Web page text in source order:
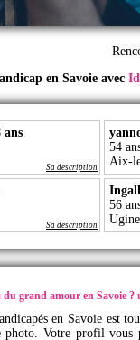
en Savoie avec
ans
Sa description
54
Aix-
Sa description
56
Ugine
grand amour en Savoie ?
en Savoie est
photo. Votre profil vous